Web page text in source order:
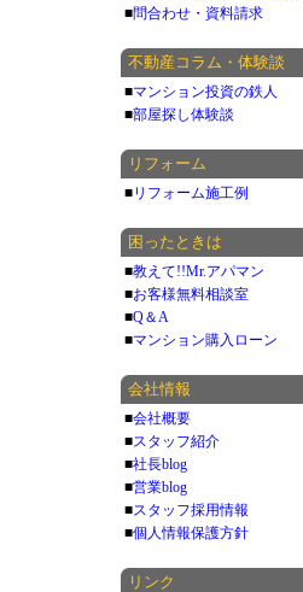
■問合わせ・資料請求
不動産コラム・体験談
■マンション投資の鉄人
■部屋探し体験談
リフォーム
■リフォーム施工例
困ったときは
■教えて!!Mr.アパマン
■お客様無料相談室
■Q＆A
■マンション購入ローン
会社情報
■会社概要
■スタッフ紹介
■社長blog
■営業blog
■スタッフ採用情報
■個人情報保護方針
リンク